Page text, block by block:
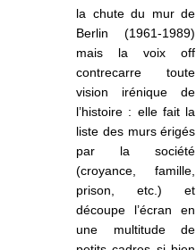
la chute du mur de
Berlin (1961-1989)
mais la voix
off
contrecarre toute
vision irénique de
l’histoire : elle fait la
liste des murs érigés
par la société
(croyance, famille,
prison, etc.) et
découpe l’écran en
une multitude de